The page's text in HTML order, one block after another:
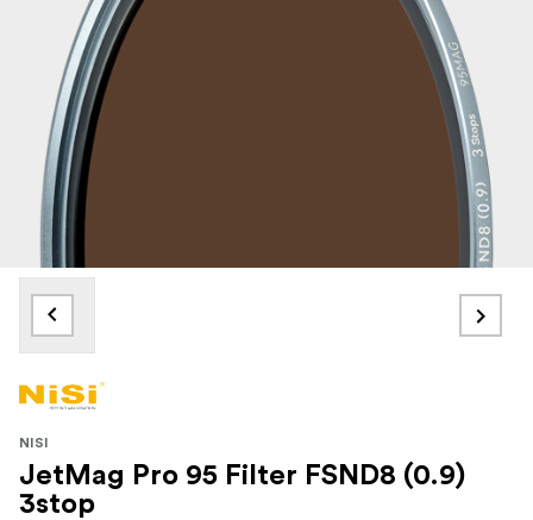
NISI
JetMag Pro 95 Filter FSND8 (0.9)
3stop